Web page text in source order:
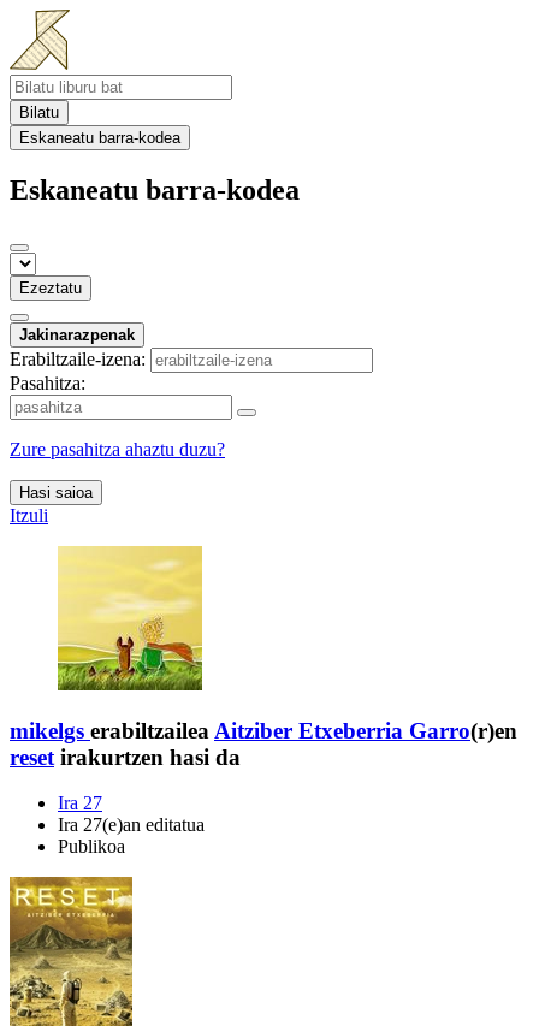
Bilatu
Eskaneatu barra-kodea
Eskaneatu barra-kodea
Ezeztatu
Jakinarazpenak
Erabiltzaile-izena:
Pasahitza:
Zure pasahitza ahaztu duzu?
Hasi saioa
Itzuli
mikelgs erabiltzailea Aitziber Etxeberria Garro(r)en
reset irakurtzen hasi da
Ira 27
Ira 27(e)an editatua
Publikoa